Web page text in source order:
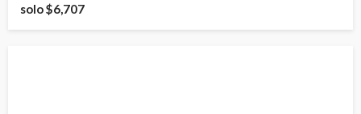
solo $6,707